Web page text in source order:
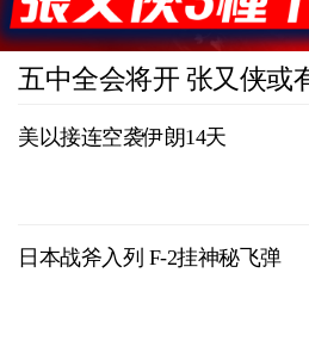
五中全会将开 张又侠或
美以接连空袭伊朗14天
日本战斧入列 F-2挂神秘飞弹